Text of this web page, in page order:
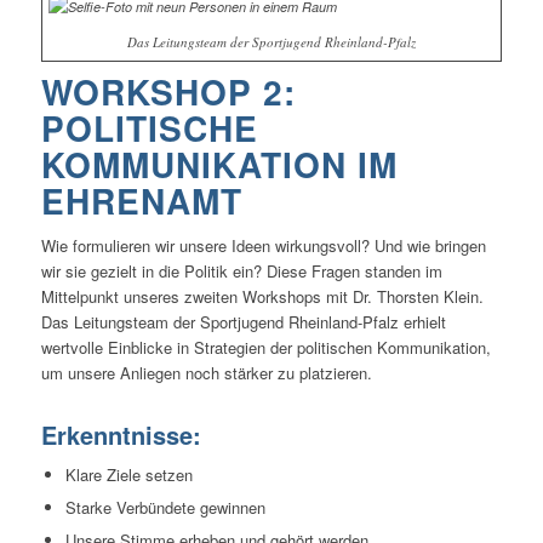
Das Leitungsteam der Sportjugend Rheinland-Pfalz
WORKSHOP 2:
POLITISCHE
KOMMUNIKATION IM
EHRENAMT
Wie formulieren wir unsere Ideen wirkungsvoll? Und wie bringen
wir sie gezielt in die Politik ein? Diese Fragen standen im
Mittelpunkt unseres zweiten Workshops mit Dr. Thorsten Klein.
Das Leitungsteam der Sportjugend Rheinland-Pfalz erhielt
wertvolle Einblicke in Strategien der politischen Kommunikation,
um unsere Anliegen noch stärker zu platzieren.
Erkenntnisse:
Klare Ziele setzen
Starke Verbündete gewinnen